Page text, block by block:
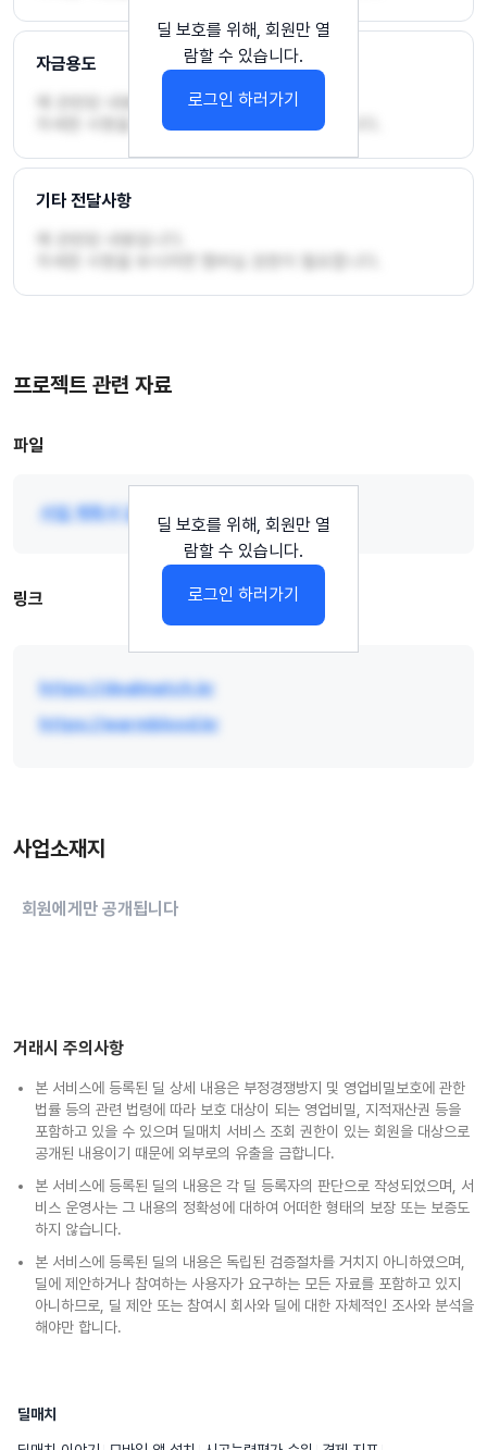
자금용도
자세한 사항을 보시려면 멤버십 권한이 필요합니다.
기타 전달사항
딜 보호를 위해, 회원만 열
람할 수 있습니다.
로그인 하러가기
프로젝트 관련 자료
파일
사업 계획서 감정평가서 인허가 관련 서류
링크
https://dealmatch.kr
https://warmblood.kr
딜 보호를 위해, 회원만 열
람할 수 있습니다.
로그인 하러가기
사업소재지
회원에게만 공개됩니다
거래시 주의사항
본 서비스에 등록된 딜 상세 내용은 부정경쟁방지 및 영업비밀보호에 관한
법률 등의 관련 법령에 따라 보호 대상이 되는 영업비밀, 지적재산권 등을
포함하고 있을 수 있으며 딜매치 서비스 조회 권한이 있는 회원을 대상으로
공개된 내용이기 때문에 외부로의 유출을 금합니다.
본 서비스에 등록된 딜의 내용은 각 딜 등록자의 판단으로 작성되었으며, 서
비스 운영사는 그 내용의 정확성에 대하여 어떠한 형태의 보장 또는 보증도
하지 않습니다.
본 서비스에 등록된 딜의 내용은 독립된 검증절차를 거치지 아니하였으며,
딜에 제안하거나 참여하는 사용자가 요구하는 모든 자료를 포함하고 있지
아니하므로, 딜 제안 또는 참여시 회사와 딜에 대한 자체적인 조사와 분석을
해야만 합니다.
딜매치